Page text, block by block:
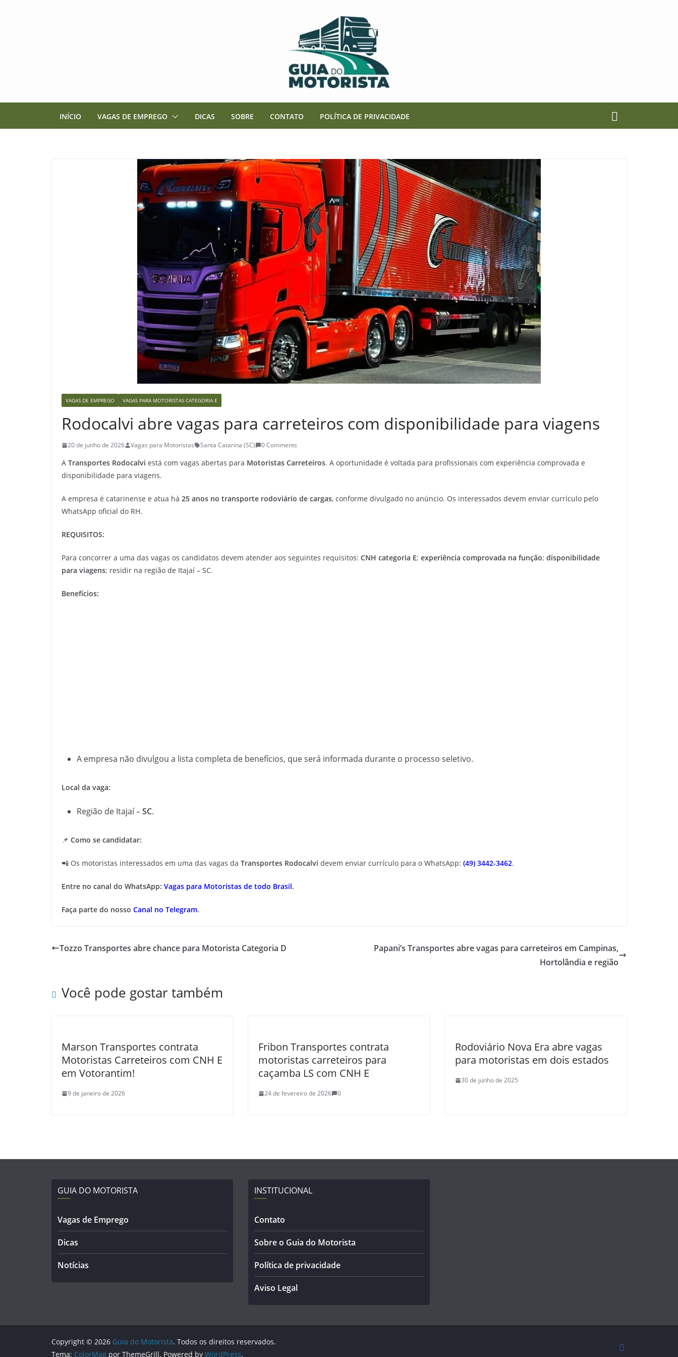
INÍCIO VAGAS DE EMPREGO DICAS SOBRE CONTATO POLÍTICA DE PRIVACIDADE
VAGAS DE EMPREGO VAGAS PARA MOTORISTAS CATEGORIA E
Rodocalvi abre vagas para carreteiros com disponibilidade para viagens
20 de junho de 2026 Vagas para Motoristas Santa Catarina (SC) 0 Comments
A Transportes Rodocalvi está com vagas abertas para Motoristas Carreteiros. A oportunidade é voltada para profissionais com experiência comprovada e
disponibilidade para viagens.
A empresa é catarinense e atua há 25 anos no transporte rodoviário de cargas, conforme divulgado no anúncio. Os interessados devem enviar currículo pelo
WhatsApp oficial do RH.
REQUISITOS:
Para concorrer a uma das vagas os candidatos devem atender aos seguintes requisitos: CNH categoria E; experiência comprovada na função; disponibilidade
para viagens; residir na região de Itajaí – SC.
Benefícios:
A empresa não divulgou a lista completa de benefícios, que será informada durante o processo seletivo.
Local da vaga:
Região de Itajaí –SC.
📌 Como se candidatar:
📲 Os motoristas interessados em uma das vagas da Transportes Rodocalvi devem enviar currículo para o WhatsApp: (49) 3442-3462.
Entre no canal do WhatsApp: Vagas para Motoristas de todo Brasil.
Faça parte do nosso Canal no Telegram.
Tozzo Transportes abre chance para Motorista Categoria D
Papani’s Transportes abre vagas para carreteiros em Campinas,
Hortolândia e região
Você pode gostar também
Marson Transportes contrata
Motoristas Carreteiros com CNH E
em Votorantim!
9 de janeiro de 2026
Fribon Transportes contrata
motoristas carreteiros para
caçamba LS com CNH E
24 de fevereiro de 2026 0
Rodoviário Nova Era abre vagas
para motoristas em dois estados
30 de junho de 2025
GUIA DO MOTORISTA
Vagas de Emprego
Dicas
Notícias
INSTITUCIONAL
Contato
Sobre o Guia do Motorista
Política de privacidade
Aviso Legal
Copyright © 2026 Guia do Motorista. Todos os direitos reservados.
Tema: ColorMag por ThemeGrill. Powered by WordPress.